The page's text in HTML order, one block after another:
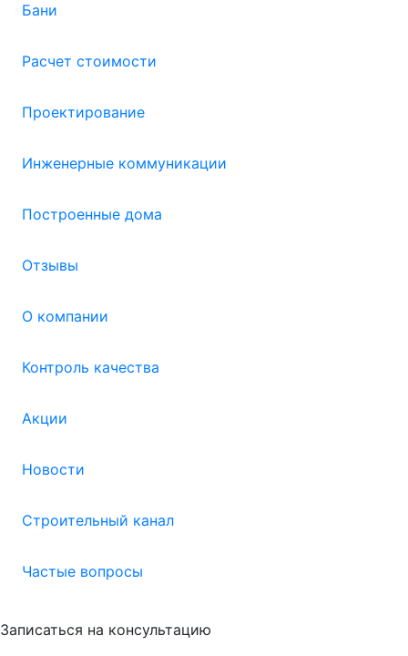
Бани
Расчет стоимости
Проектирование
Инженерные коммуникации
Построенные дома
Отзывы
О компании
Контроль качества
Акции
Новости
Строительный канал
Частые вопросы
Записаться на консультацию